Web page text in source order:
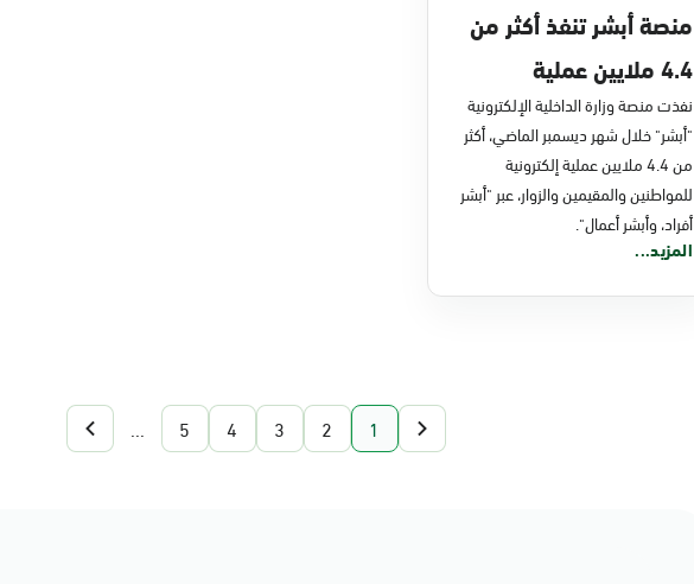
منصة أبشر تنفذ أكثر من
4.4 ملايين عملية
إلكترونية خلال شهر
ديسمبر 2023
نفذت منصة وزارة الداخلية الإلكترونية
"أبشر" خلال شهر ديسمبر الماضي، أكثر
من 4.4 ملايين عملية إلكترونية
للمواطنين والمقيمين والزوار، عبر "أبشر
أفراد، وأبشر أعمال".
المزيد...
1
2
3
4
5
...